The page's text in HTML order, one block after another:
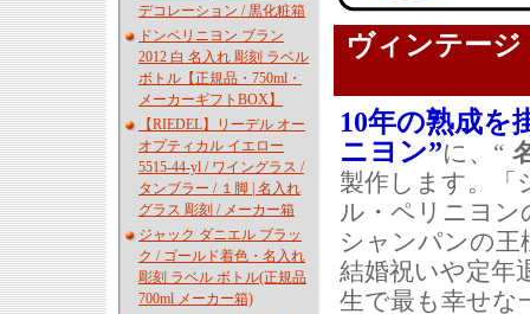
デコレーション / 黒化粧箱
ドンペリニヨン ブラン
2012 白 名入れ 彫刻 ラベル
ボトル【正規品・750ml・
メーカーギフトBOX】
【RIEDEL】リーデル オー
オプティカル イエロー
5515-44-yl / ワイングラス /
タンブラー / １脚 | 名入れ
グラス 彫刻 / メーカー箱
ジャック ダニエル ブラッ
ク / ゴールド着色・名入れ
彫刻 ラベル ボトル(正規品
700ml メーカー箱)
ヴィンテー
10年の熟成を
ニヨン”に、“
製作します。「
ル・ペリニヨン
シャンパンの王
結婚祝いや定年
生で最も幸せな